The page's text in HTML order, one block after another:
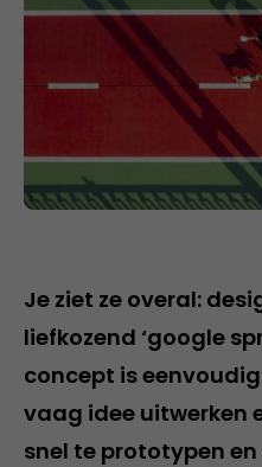
Je ziet ze overal:
liefkozend ‘google
concept is
vaag idee uitwerken
snel te prototypen